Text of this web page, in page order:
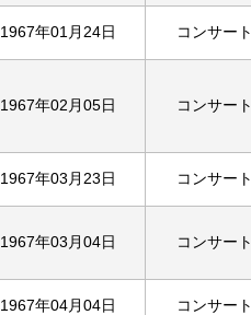
1967年01月24日 コンサート
1967年02月05日 コンサート
1967年03月23日 コンサート
1967年03月04日 コンサート
1967年04月04日 コンサート